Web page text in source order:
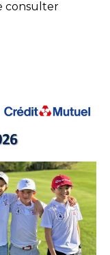
consulter